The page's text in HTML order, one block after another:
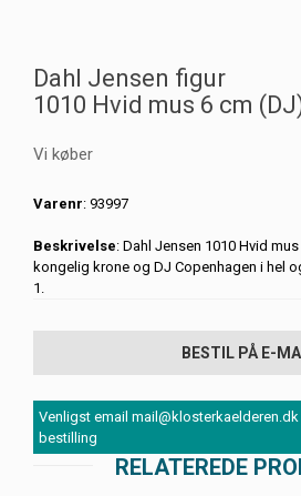
Dahl Jensen figur
1010 Hvid mus 6 cm
Vi køber
Varenr: 93997
Beskrivelse: Dahl Jensen 1010 Hvid
kongelig krone og DJ Copenhagen i hel
1.
BESTIL PÅ E-
Venligst email
bestilling
RELATEREDE